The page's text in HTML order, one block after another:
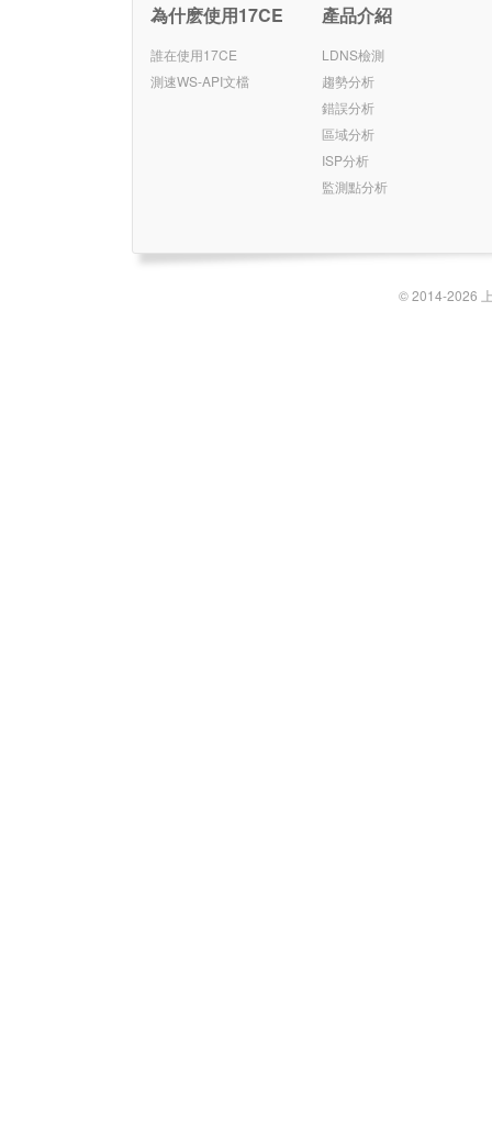
為什麽使用17CE
誰在使用17CE
測速WS-API文檔
產品介紹
LDNS檢測
趨勢分析
錯誤分析
區域分析
ISP分析
監測點分析
© 2014-2026